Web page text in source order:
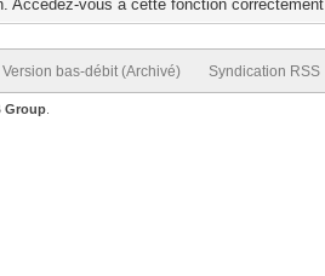
Accédez-vous à cette fonction
Version bas-débit (Archivé) Syndication RSS
Group